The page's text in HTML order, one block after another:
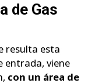
de Gas
resulta esta
entrada, viene
con un área de